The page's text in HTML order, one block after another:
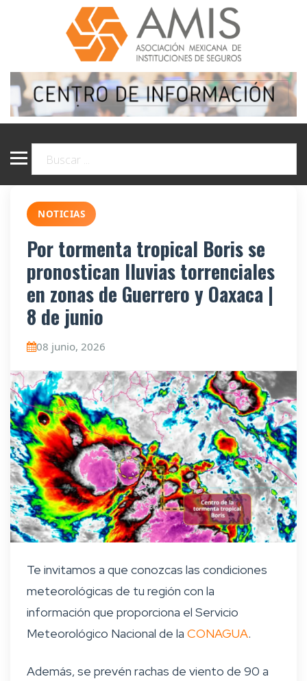
NOTICIAS
Por tormenta tropical Boris se
pronostican lluvias torrenciales
en zonas de Guerrero y Oaxaca |
8 de junio
08 junio, 2026
Te invitamos a que conozcas las condiciones
meteorológicas de tu región con la
información que proporciona el Servicio
Meteorológico Nacional de la CONAGUA.
Además, se prevén rachas de viento de 90 a